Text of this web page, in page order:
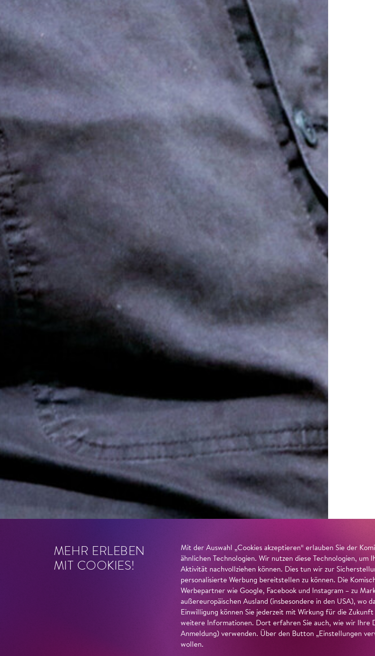
MEHR ERLEBEN
MIT COOKIES!
Mit der Auswahl „Cookies akzeptieren“ erlauben Sie der
ähnlichen Technologien. Wir nutzen diese Technologien,
Aktivität nachvollziehen können. Dies tun wir zur
personalisierte Werbung bereitstellen zu können. Die
Werbepartner wie Google, Facebook und Instagram – zu
außereuropäischen Ausland (insbesondere in den USA), wo
Einwilligung können Sie jederzeit mit Wirkung für die
weitere Informationen. Dort erfahren Sie auch, wie wir Ihre
Anmeldung) verwenden. Über den Button „Einstellungen
wollen.